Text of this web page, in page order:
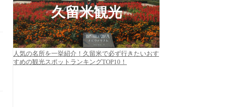
久留米観光
人気の名所を一挙紹介！久留米で必ず行きたいおす
すめの観光スポットランキングTOP10！